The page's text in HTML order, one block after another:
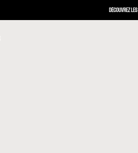
DÉCOUVREZ LES